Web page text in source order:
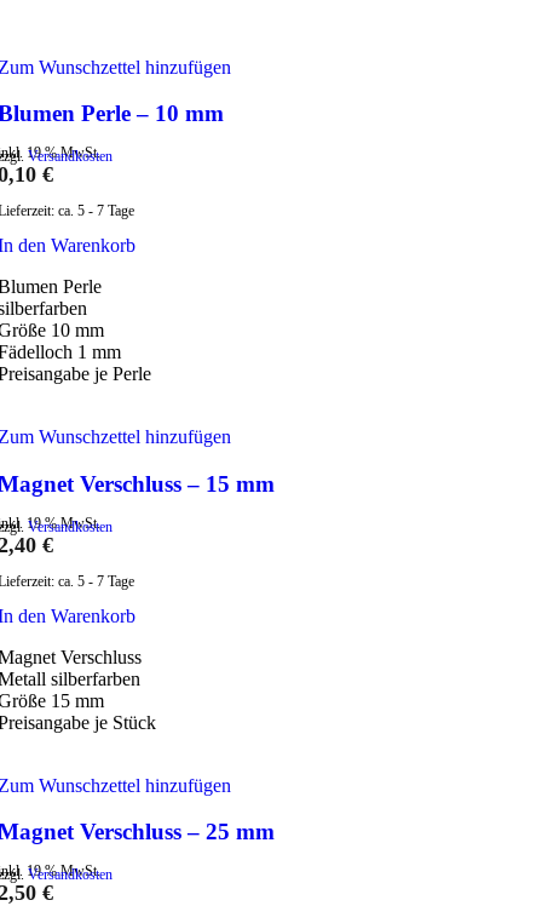
Wunschzettel hinzufügen
Perle – 10 mm
19 % MwSt.
Versandkosten
€
ca. 5 - 7 Tage
den Warenkorb
Perle
10 mm
1 mm
je Perle
Wunschzettel hinzufügen
Verschluss – 15 mm
19 % MwSt.
Versandkosten
€
ca. 5 - 7 Tage
den Warenkorb
Verschluss
silberfarben
15 mm
je Stück
Wunschzettel hinzufügen
Verschluss – 25 mm
19 % MwSt.
Versandkosten
€